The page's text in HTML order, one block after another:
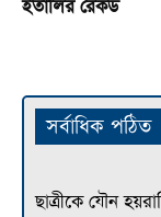
ইতালির রেকর্ড
সর্বাধিক পঠিত
ছাত্রীকে যৌন